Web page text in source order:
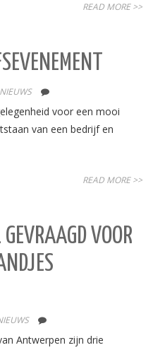
READ MORE >>
NIEUWS
voor een mooi
van een bedrijf en
READ MORE >>
VOOR
Antwerpen zijn drie